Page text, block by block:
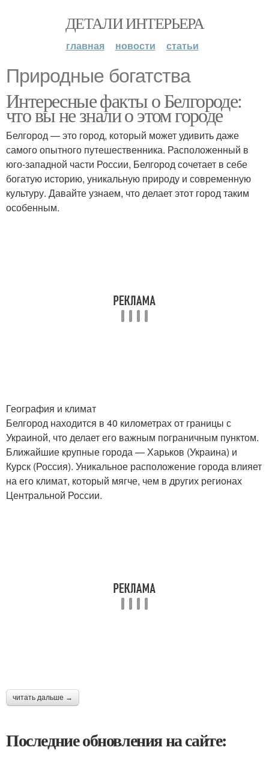
ДЕТАЛИ ИНТЕРЬЕРА
главная новости статьи
Природные богатства
Интересные факты о Белгороде:
что вы не знали о этом городе
Белгород — это город, который может удивить даже
самого опытного путешественника. Расположенный в
юго-западной части России, Белгород сочетает в себе
богатую историю, уникальную природу и современную
культуру. Давайте узнаем, что делает этот город таким
особенным.
География и климат
Белгород находится в 40 километрах от границы с
Украиной, что делает его важным пограничным пунктом.
Ближайшие крупные города — Харьков (Украина) и
Курск (Россия). Уникальное расположение города влияет
на его климат, который мягче, чем в других регионах
Центральной России.
читать дальше →
Последние обновления на сайте: